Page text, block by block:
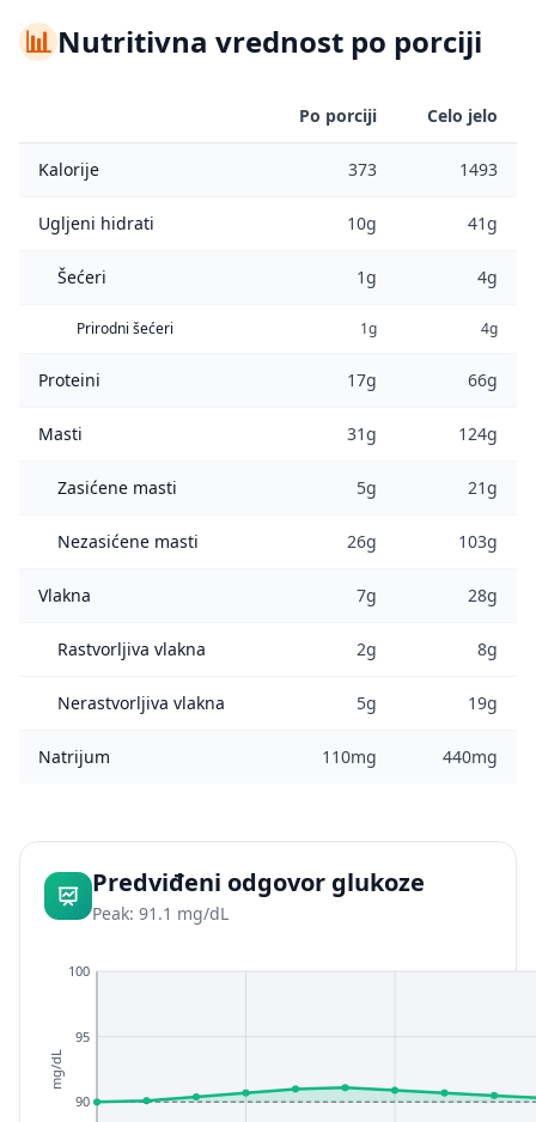
📊Nutritivna vrednost po porciji
Po porciji Celo jelo
Kalorije 373 1493
Ugljeni hidrati 10g 41g
Šećeri 1g 4g
Prirodni šećeri 1g 4g
Proteini 17g 66g
Masti 31g 124g
Zasićene masti 5g 21g
Nezasićene masti 26g 103g
Vlakna 7g 28g
Rastvorljiva vlakna 2g 8g
Nerastvorljiva vlakna 5g 19g
Natrijum 110mg 440mg
Predviđeni odgovor glukoze
Peak: 91.1 mg/dL
90
95
100
mg/dL